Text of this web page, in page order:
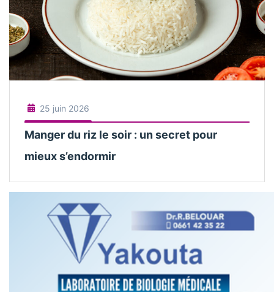
25 juin 2026
Manger du riz le soir : un secret pour
mieux s’endormir